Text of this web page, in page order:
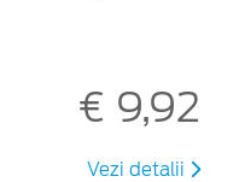
€ 9,92
Vezi detalii